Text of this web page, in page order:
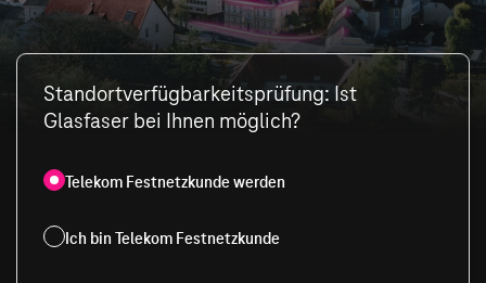
Standortverfügbarkeitsprüfung: Ist
Glasfaser bei Ihnen möglich?
Telekom Festnetzkunde werden
Ich bin Telekom Festnetzkunde